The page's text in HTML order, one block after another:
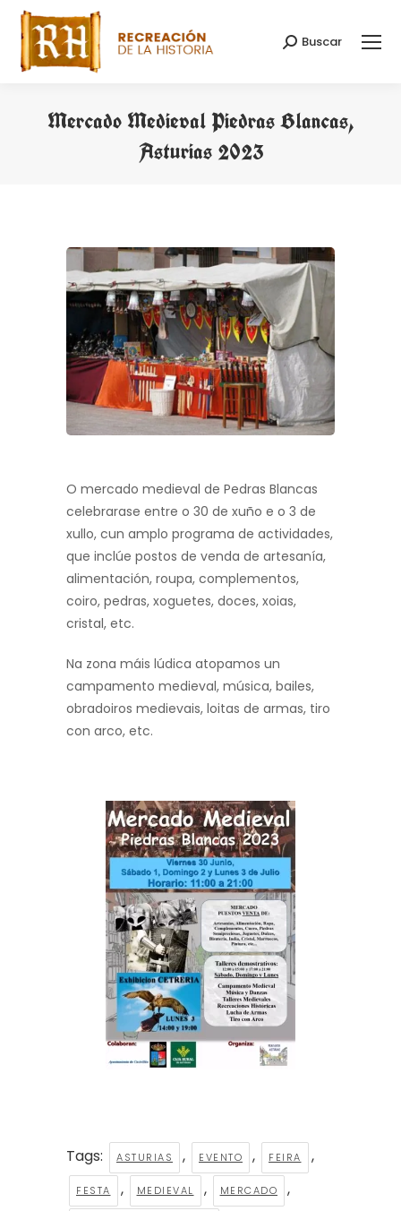
Search:
Buscar
Mercado Medieval Piedras Blancas,
Asturias 2023
O mercado medieval de Pedras Blancas
celebrarase entre o 30 de xuño e o 3 de
xullo, cun amplo programa de actividades,
que inclúe postos de venda de artesanía,
alimentación, roupa, complementos,
coiro, pedras, xoguetes, doces, xoias,
cristal, etc.
Na zona máis lúdica atopamos un
campamento medieval, música, bailes,
obradoiros medievais, loitas de armas, tiro
con arco, etc.
Tags: ASTURIAS , EVENTO , FEIRA ,
FESTA , MEDIEVAL , MERCADO ,